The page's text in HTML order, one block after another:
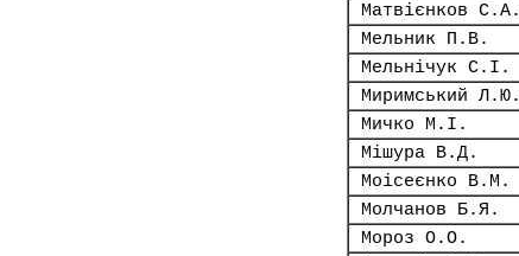
Матвієнков С.А.
Мельник П.В.
Мельнічук С.І.
Миримський Л.Ю.
Мичко М.І.
Мішура В.Д.
Моісеєнко В.М.
Молчанов Б.Я.
Мороз О.О.